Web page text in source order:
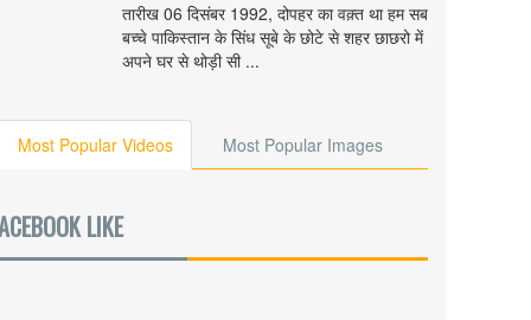
तारीख 06 दिसंबर 1992, दोपहर का वक़्त था हम सब
बच्चे पाकिस्तान के सिंध सूबे के छोटे से शहर छाछरो में
अपने घर से थोड़ी सी ...
Most Popular Videos Most Popular Images
LIKE